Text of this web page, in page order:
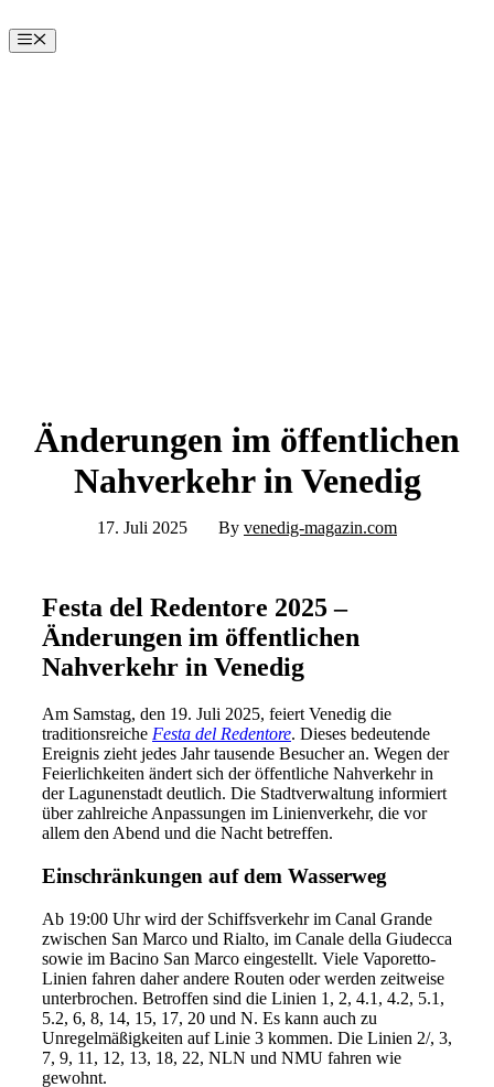
Inhalt
springen
Menü
Änderungen im öffentlichen
Nahverkehr in Venedig
17. Juli 2025 By venedig-magazin.com
Festa del Redentore 2025 –
Änderungen im öffentlichen
Nahverkehr in Venedig
Am Samstag, den 19. Juli 2025, feiert Venedig die
traditionsreiche Festa del Redentore. Dieses bedeutende
Ereignis zieht jedes Jahr tausende Besucher an. Wegen der
Feierlichkeiten ändert sich der öffentliche Nahverkehr in
der Lagunenstadt deutlich. Die Stadtverwaltung informiert
über zahlreiche Anpassungen im Linienverkehr, die vor
allem den Abend und die Nacht betreffen.
Einschränkungen auf dem Wasserweg
Ab 19:00 Uhr wird der Schiffsverkehr im Canal Grande
zwischen San Marco und Rialto, im Canale della Giudecca
sowie im Bacino San Marco eingestellt. Viele Vaporetto-
Linien fahren daher andere Routen oder werden zeitweise
unterbrochen. Betroffen sind die Linien 1, 2, 4.1, 4.2, 5.1,
5.2, 6, 8, 14, 15, 17, 20 und N. Es kann auch zu
Unregelmäßigkeiten auf Linie 3 kommen. Die Linien 2/, 3,
7, 9, 11, 12, 13, 18, 22, NLN und NMU fahren wie
gewohnt.